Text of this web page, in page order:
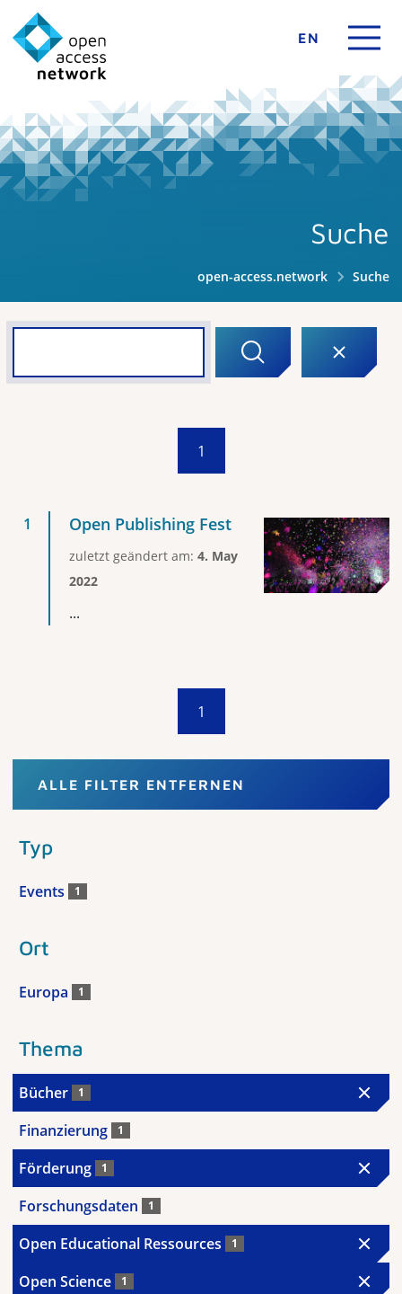
EN
Suche
open-access.network Suche
1
Open Publishing Fest
zuletzt geändert am: 4. May
2022
...
1
ALLE FILTER ENTFERNEN
Typ
Events 1
Ort
Europa 1
Thema
Bücher 1
Finanzierung 1
Förderung 1
Forschungsdaten 1
Open Educational Ressources 1
Open Science 1